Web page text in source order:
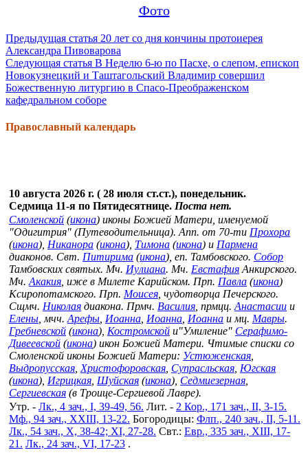
Фото
Продолжить
чтение
Предыдущая статья 20 лет со дня кончины протоиерея
Александра Пивоварова
Следующая статья В Неделю 6-ю по Пасхе, о слепом, епископ
Новокузнецкий и Таштагольский Владимир совершил
Божественную литургию в Спасо-Преображенском
кафедральном соборе
Православный календарь
10 августа 2026 г. ( 28 июля ст.ст.), понедельник.
Седмица 11-я по Пятидесятнице. Поста нет.
Смоленской (икона) иконы Божией Матери, именуемой
"Одигитрия" (Путеводительница). Апп. от 70-ти Прохора
(икона), Никанора (икона), Тимона (икона) и Пармена
диаконов. Свт. Питирима (икона), еп. Тамбовского. Собор
Тамбовских святых. Мч. Иулиана. Мч. ЕвстафияАнкирского.
Мч.Акакия, иже в Милете Карийском. Прп. Павла (икона)
Ксиропотамского. Прп. Моисея, чудотворца Печерского.
Сщмч. Николая диакона. Прмч. Василия, прмцц.Анастасии и
Елены, мчч.Арефы, Иоанна, Иоанна, Иоанна и мц. Мавры.
Гребневской (икона), Костромской и"Умиление" Серафимо-
Дивеевской (икона) икон Божией Матери. Чтимые списки со
Смоленской иконы Божией Матери: Устюженская,
Выдропусская,Христофоровская, Супрасльская, Югская
(икона), Игрицкая, Шуйская (икона), Седмиезерная,
Сергиевская (в Троице-Сергиевой Лавре).
Утр. - Лк., 4 зач., I, 39-49, 56. Лит. - 2 Кор., 171 зач., II, 3-15.
Мф., 94 зач., XXIII, 13-22. Богородицы: Флп., 240 зач., II, 5-11.
Лк., 54 зач., X, 38-42; XI, 27-28. Свт.: Евр., 335 зач., XIII, 17-
21. Лк., 24 зач., VI, 17-23 .